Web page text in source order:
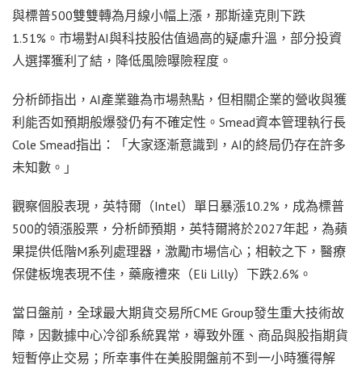
與標普500雙雙轉為月線小幅上漲，那斯達克則下跌
1.51%。市場對AI與科技股估值過高的疑慮升溫，部分投資
人選擇獲利了結，降低風險曝險程度。
分析師指出，AI產業雖為市場熱點，但相關企業的營收與獲
利能否如預期般爆發仍有不確定性。Smead資本管理執行長
Cole Smead指出：「大家逐漸意識到，AI的終局仍存在許多
未知數。」
觀察個股表現，英特爾（Intel）單日暴漲10.2%，成為標普
500的領漲股票，分析師預期，英特爾將於2027年起，為蘋
果提供低階M系列處理器，激勵市場信心；相較之下，醫療
保健板塊表現不佳，藥廠禮來（Eli Lilly）下跌2.6%。
當日盤前，全球最大期貨交易所CME Group發生重大技術故
障，因數據中心冷卻系統異常，導致外匯、商品與股指期貨
短暫停止交易；所幸事件在美股開盤前不到一小時獲得解